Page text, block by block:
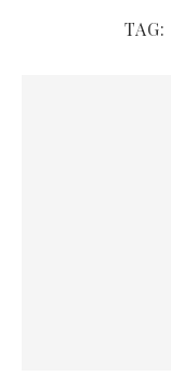
TAG: